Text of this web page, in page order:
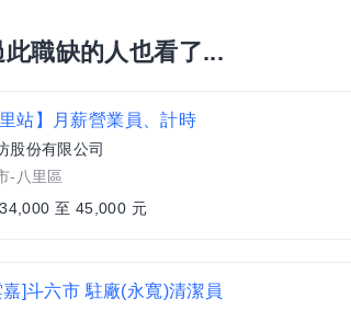
此職缺的人也看了...
里站】月薪營業員、計時
股份有限公司
-八里區
至 45,000 元
嘉]斗六市 駐廠(永寬)清潔員